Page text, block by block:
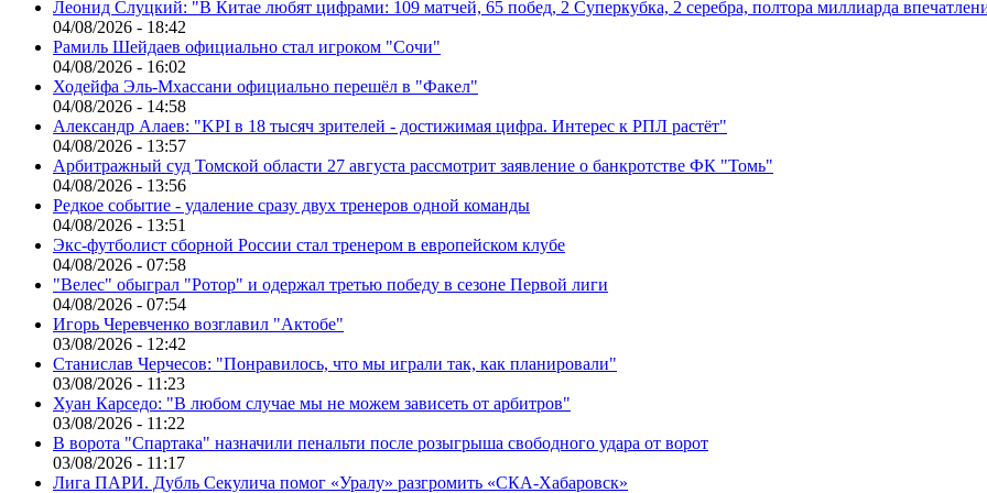
Леонид Слуцкий: "В Китае любят цифрами: 109 матчей, 65 побед, 2 Суперкубка, 2 серебра, полтора миллиарда
04/08/2026 - 18:42
Рамиль Шейдаев официально стал игроком "Сочи"
04/08/2026 - 16:02
Ходейфа Эль-Мхассани официально перешёл в "Факел"
04/08/2026 - 14:58
Александр Алаев: "KPI в 18 тысяч зрителей - достижимая цифра. Интерес к РПЛ растёт"
04/08/2026 - 13:57
Арбитражный суд Томской области 27 августа рассмотрит заявление о банкротстве ФК "Томь"
04/08/2026 - 13:56
Редкое событие - удаление сразу двух тренеров одной команды
04/08/2026 - 13:51
Экс-футболист сборной России стал тренером в европейском клубе
04/08/2026 - 07:58
"Велес" обыграл "Ротор" и одержал третью победу в сезоне Первой лиги
04/08/2026 - 07:54
Игорь Черевченко возглавил "Актобе"
03/08/2026 - 12:42
Станислав Черчесов: "Понравилось, что мы играли так, как планировали"
03/08/2026 - 11:23
Хуан Карседо: "В любом случае мы не можем зависеть от арбитров"
03/08/2026 - 11:22
В ворота "Спартака" назначили пенальти после розыгрыша свободного удара от ворот
03/08/2026 - 11:17
Лига ПАРИ. Дубль Секулича помог «Уралу» разгромить «СКА-Хабаровск»